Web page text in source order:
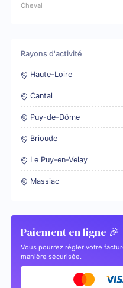
Cheval
Rayons d'activité
Haute-Loire
Cantal
Puy-de-Dôme
Brioude
Le Puy-en-Velay
Massiac
Paiement en ligne 🎉
Vous pourrez régler votre
manière sécurisée.